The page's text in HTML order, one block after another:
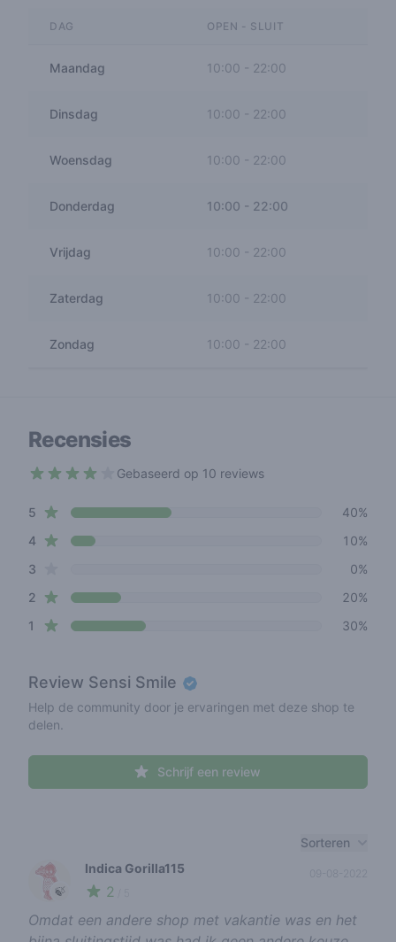
DAG OPEN - SLUIT
Maandag 10:00 - 22:00
Dinsdag 10:00 22:00
Woensdag 10:00 - 22:00
Donderdag 10:00 - 22:00
Vrijdag 10:00 - 22:00
Zaterdag 10:00 22:00
Zondag 10:00 - 22:00
Recensies
Gebaseerd op 10 reviews
Review data
5 star reviews
40%
4star reviews
10%
3
0%
2 star reviews
20%
1 star reviews 30%
Review Sensi Smile
Help de community door je ervaringen met deze shop te
delen.
Schrijf een review
Sorteren
🍃
Indica Gorilla115
2
Omdat een andere shop met vakantie was en het